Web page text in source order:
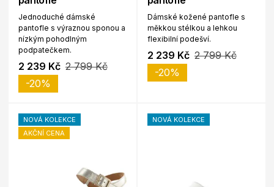
Jednoduché dámské
pantofle s výraznou sponou a
nízkým pohodlným
podpatečkem.
2 239 Kč 2 799 Kč
-20%
Dámské kožené pantofle s
měkkou stélkou a lehkou
flexibilní podešví.
2 239 Kč 2 799 Kč
-20%
NOVÁ KOLEKCE
AKČNÍ CENA
NOVÁ KOLEKCE